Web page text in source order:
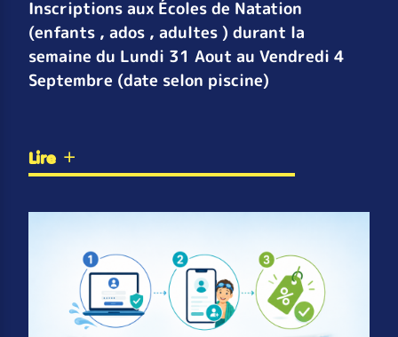
Inscriptions aux Écoles de Natation
(enfants , ados , adultes ) durant la
semaine du Lundi 31 Aout au Vendredi 4
Septembre (date selon piscine)
Lire